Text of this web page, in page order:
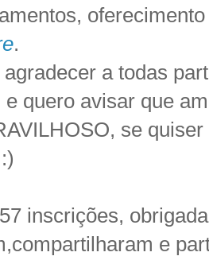
.
a todas
e quero avisar que
se
inscrições,
e